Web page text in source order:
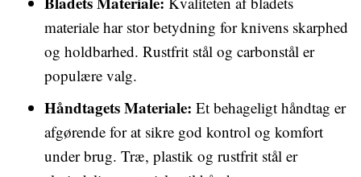
materiale har stor betydning for knivens skarphed
og holdbarhed. Rustfrit stål og carbonstål er
populære valg.
Håndtagets Materiale: Et behageligt håndtag er
afgørende for at sikre god kontrol og komfort
under brug. Træ, plastik og rustfrit stål er